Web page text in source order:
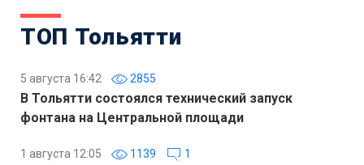
ТОП Тольятти
5 августа 16:42 2855
В Тольятти состоялся технический запуск
фонтана на Центральной площади
1 августа 12:05 1139 1